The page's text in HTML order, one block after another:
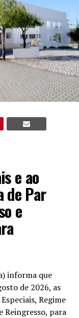
e ao
de Par
e
informa que
de 2026, as
Regime
Reingresso, para